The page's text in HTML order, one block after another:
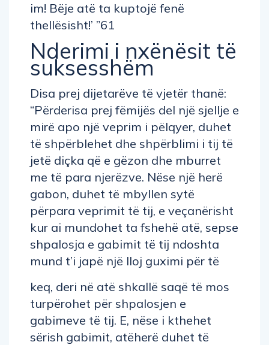
im! Bëje atë ta kuptojë fenë
thellësisht!’ ”61
Nderimi i nxënësit të
suksesshëm
Disa prej dijetarëve të vjetër thanë:
“Përderisa prej fëmijës del një sjellje e
mirë apo një veprim i pëlqyer, duhet
të shpërblehet dhe shpërblimi i tij të
jetë diçka që e gëzon dhe mburret
me të para njerëzve. Nëse një herë
gabon, duhet të mbyllen sytë
përpara veprimit të tij, e veçanërisht
kur ai mundohet ta fshehë atë, sepse
shpalosja e gabimit të tij ndoshta
mund t’i japë një lloj guximi për të
keq, deri në atë shkallë saqë të mos
turpërohet për shpalosjen e
gabimeve të tij. E, nëse i kthehet
sërish gabimit, atëherë duhet të